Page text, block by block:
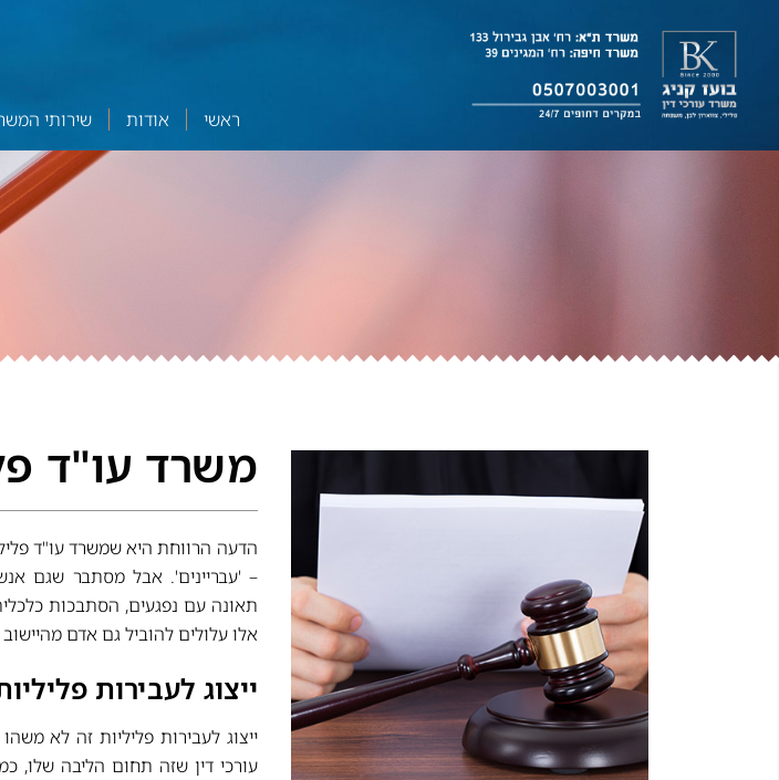
ראשי אודות שירותי
משרד עו"ד
הדעה הרווחת היא שמשרד עו"ד
– 'עבריינים'. אבל מסתבר שגם
תאונה עם נפגעים, הסתבכות
אלו עלולים להוביל גם אדם
ייצוג לעבירות
ייצוג לעבירות פליליות זה לא
עורכי דין שזה תחום הליבה שלו,